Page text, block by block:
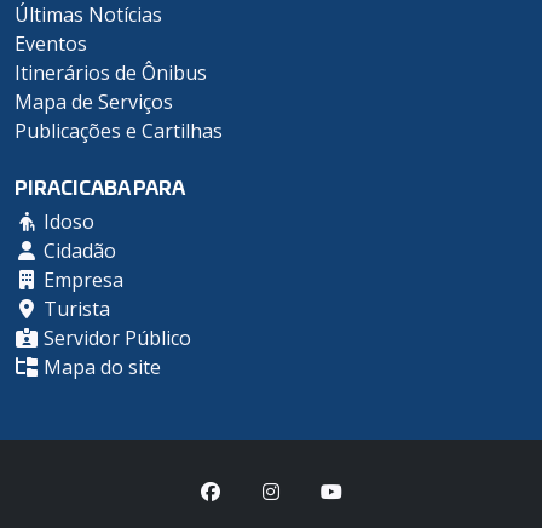
Últimas Notícias
Eventos
Itinerários de Ônibus
Mapa de Serviços
Publicações e Cartilhas
PIRACICABA PARA
Idoso
Cidadão
Empresa
Turista
Servidor Público
Mapa do site